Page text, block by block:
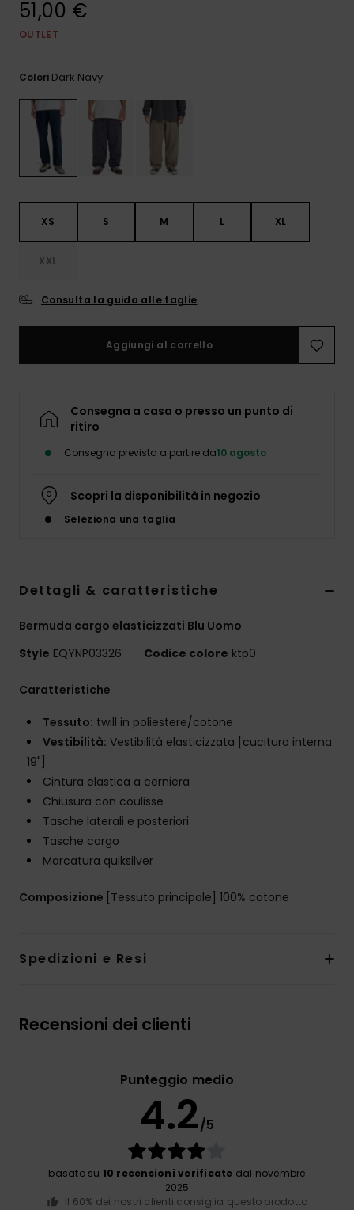
51,00 €
OUTLET
Colori Dark Navy
XS S M L XL
XXL
Consulta la guida alle taglie
Aggiungi al carrello
Consegna a casa o presso un punto di
ritiro
Consegna prevista a partire da10 agosto
Scopri la disponibilità in negozio
Seleziona una taglia
Dettagli & caratteristiche
Bermuda cargo elasticizzati Blu Uomo
Style EQYNP03326 Codice colore ktp0
Caratteristiche
Tessuto: twill in poliestere/cotone
Vestibilità: Vestibilità elasticizzata [cucitura interna
19"]
Cintura elastica a cerniera
Chiusura con coulisse
Tasche laterali e posteriori
Tasche cargo
Marcatura quiksilver
Composizione [Tessuto principale] 100% cotone
Spedizioni e Resi
Recensioni dei clienti
Punteggio medio
4.2/5
basato su 10 recensioni verificate dal novembre
2025
Il 60% dei nostri clienti consiglia questo prodotto